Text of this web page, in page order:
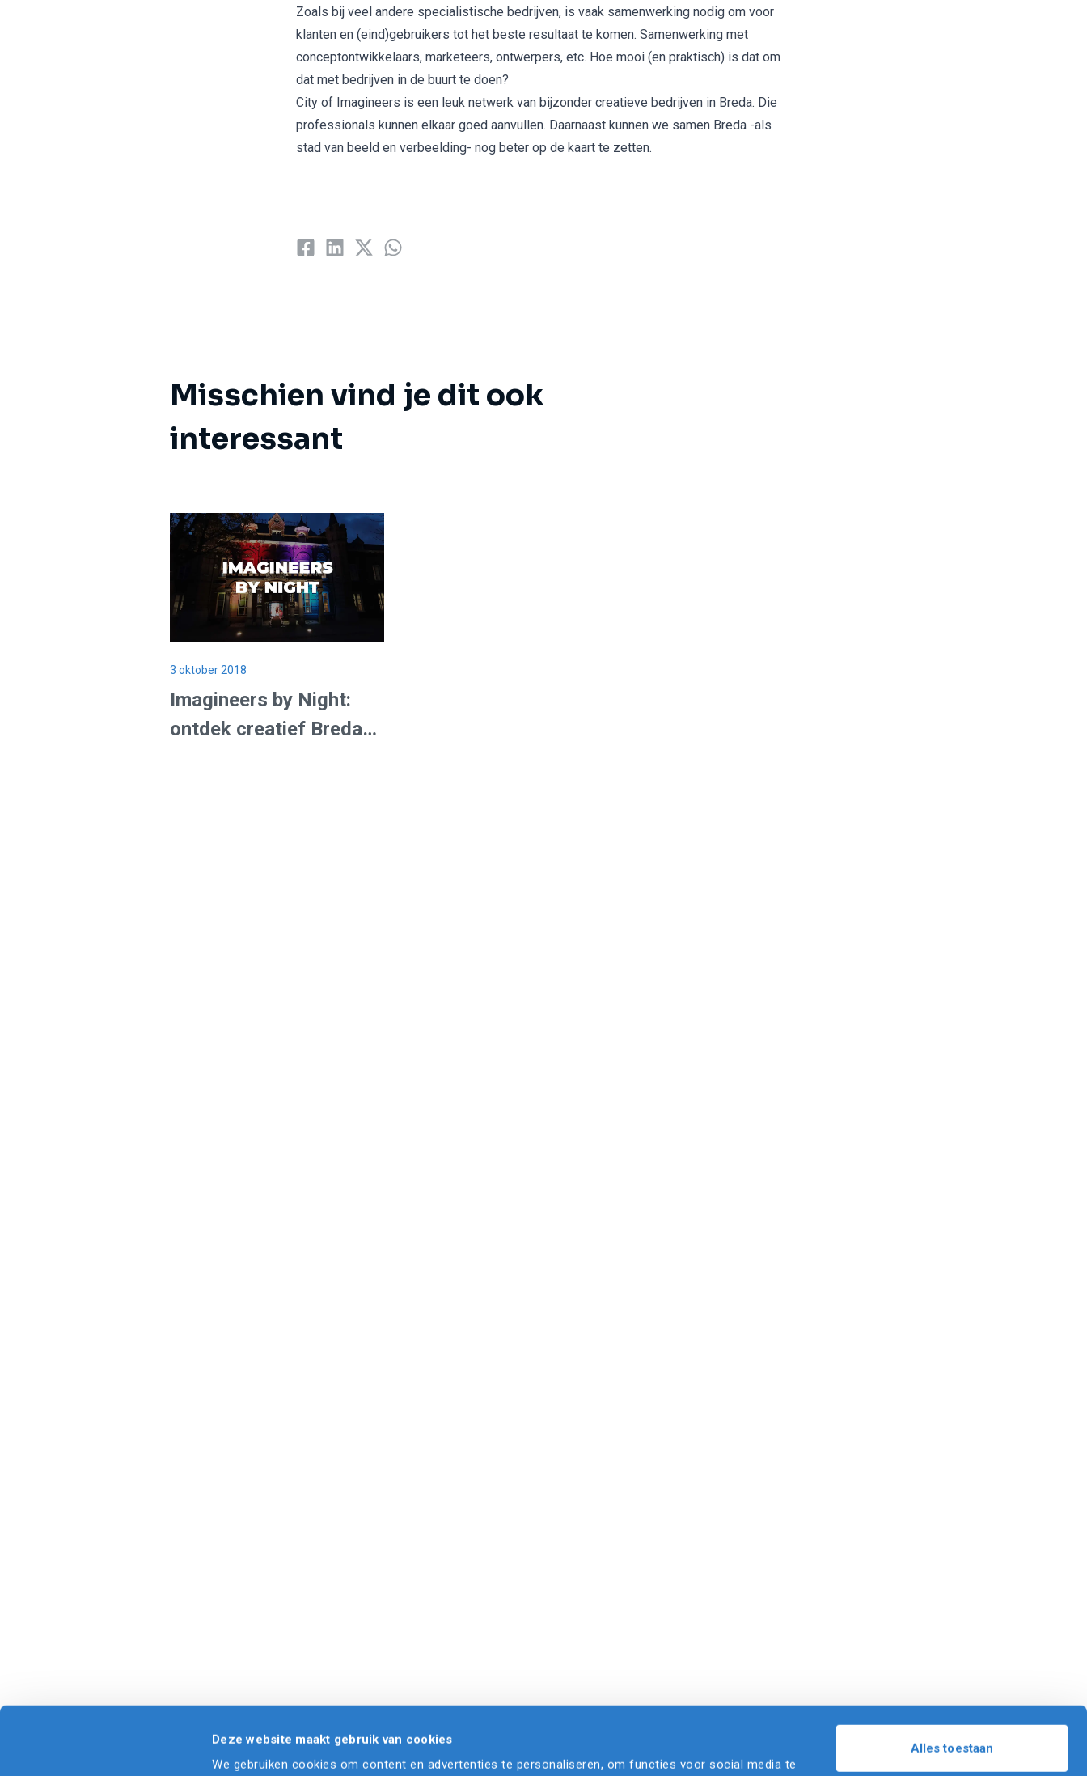
Deze website maakt gebruik van cookies
We gebruiken cookies om content en advertenties te personaliseren, om functies voor social media te
Alles toestaan
Zoals bij veel andere specialistische bedrijven, is vaak samenwerking nodig om voor
klanten en (eind)gebruikers tot het beste resultaat te komen. Samenwerking met
conceptontwikkelaars, marketeers, ontwerpers, etc. Hoe mooi (en praktisch) is dat om
dat met bedrijven in de buurt te doen?
City of Imagineers is een leuk netwerk van bijzonder creatieve bedrijven in Breda. Die
professionals kunnen elkaar goed aanvullen. Daarnaast kunnen we samen Breda -als
stad van beeld en verbeelding- nog beter op de kaart te zetten.
Misschien vind je dit ook
interessant
3 oktober 2018
Imagineers by Night:
ontdek creatief Breda